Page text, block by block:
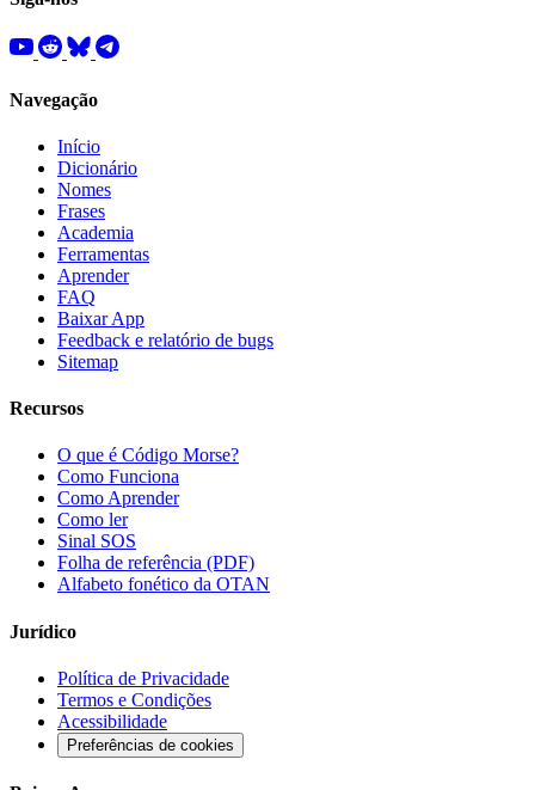
Navegação
Início
Dicionário
Nomes
Frases
Academia
Ferramentas
Aprender
FAQ
Baixar App
Feedback e relatório de bugs
Sitemap
Recursos
O que é Código Morse?
Como Funciona
Como Aprender
Como ler
Sinal SOS
Folha de referência (PDF)
Alfabeto fonético da OTAN
Jurídico
Política de Privacidade
Termos e Condições
Acessibilidade
Preferências de cookies